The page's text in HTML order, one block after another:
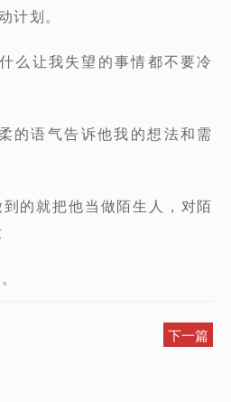
计划。
么让我失望的事情都不要冷
的语气告诉他我的想法和需
的就把他当做陌生人，对陌
下一篇